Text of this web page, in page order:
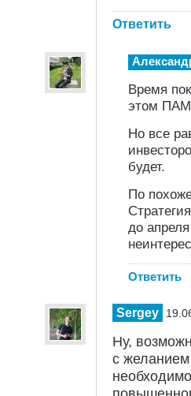
Ответить
Время
этом
Но все
будет.
По
до
Ответить
Sergey
Ну,
с желанием